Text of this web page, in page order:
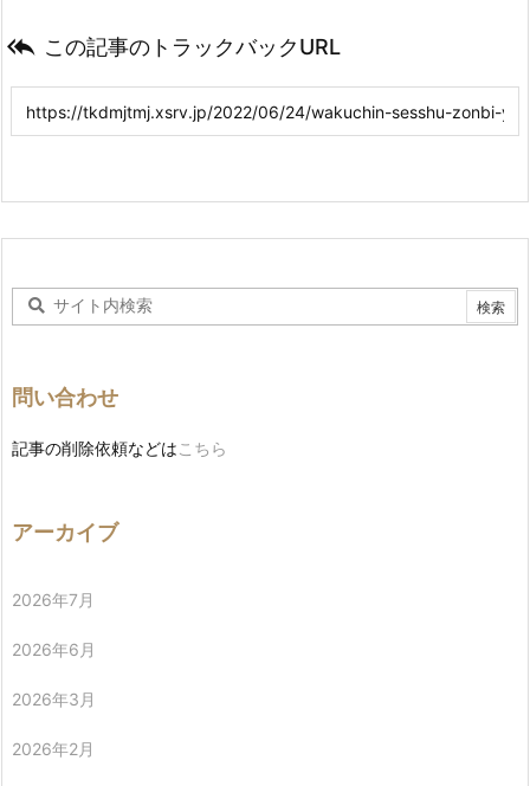
 この記事のトラックバックURL
問い合わせ
記事の削除依頼などは こちら
アーカイブ
2026年7月
2026年6月
2026年3月
2026年2月